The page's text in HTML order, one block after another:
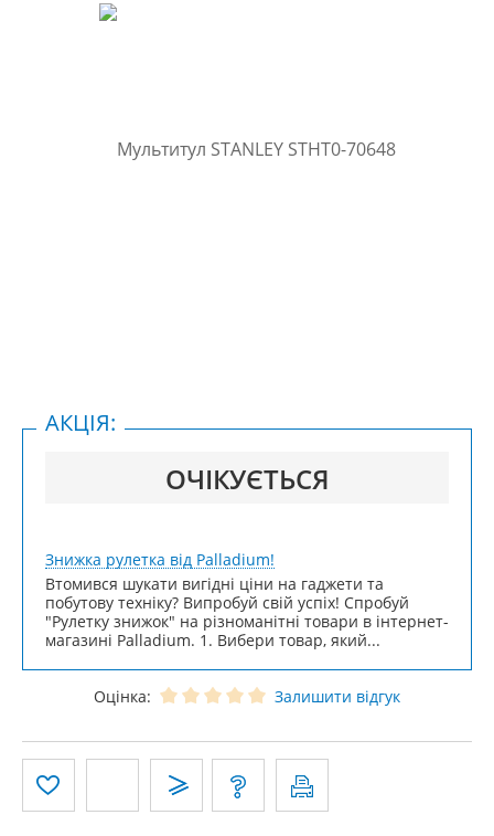
ОЧІКУЄТЬСЯ
АКЦІЯ:
Знижка рулетка від Palladium!
Втомився шукати вигідні ціни на гаджети та
побутову техніку? Випробуй свій успіх! Спробуй
"Рулетку знижок" на різноманітні товари в інтернет-
магазині Palladium. 1. Вибери товар, який...
Оцінка: Залишити відгук